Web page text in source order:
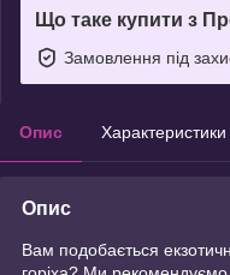
Що таке купити з
Замовлення під
Опис Характеристики
Опис
Вам подобається